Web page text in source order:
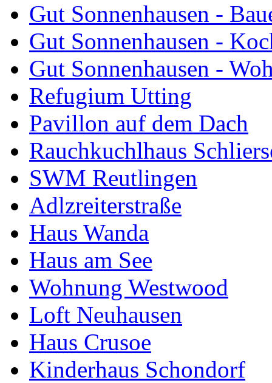
Gut Sonnenhausen -
Gut Sonnenhausen -
Gut Sonnenhausen -
Refugium Utting
Pavillon auf dem Dach
Rauchkuchlhaus
SWM Reutlingen
Adlzreiterstraße
Haus Wanda
Haus am See
Wohnung Westwood
Loft Neuhausen
Haus Crusoe
Kinderhaus Schondorf